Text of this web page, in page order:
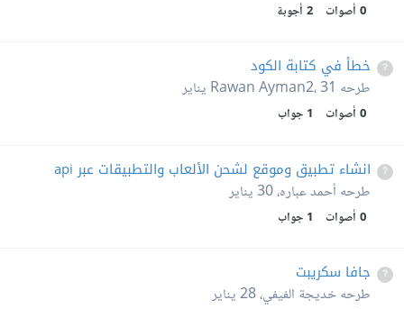
0 أصوات 2 أجوبة
خطأ في كتابة الكود
طرحه Rawan Ayman2،31 يناير
0 أصوات 1 جواب
انشاء تطبيق وموقع لشحن الألعاب والتطبيقات عبر api
طرحه أحمد عباره،30 يناير
0 أصوات 1 جواب
جافا سكريبت
طرحهخديجة الفيفي،28 يناير